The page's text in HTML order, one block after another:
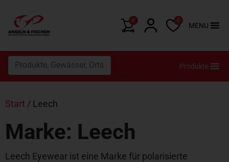
0 0
MENU
Produkte
Start / Leech
Marke: Leech
Leech Eyewear ist eine Marke für polarisierte